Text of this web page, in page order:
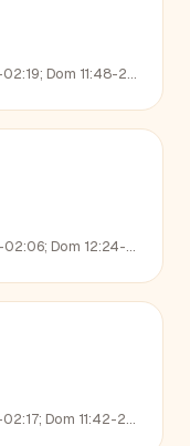
Dom 11:48-23:15
Dom 12:24-22:45
Dom 11:42-22:55